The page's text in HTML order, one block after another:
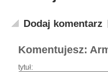
Dodaj komentarz
Komentujesz:
tytuł: